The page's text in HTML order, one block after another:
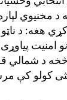
د مخنیوي
هغه: د
امنیت
څخه د شمالي